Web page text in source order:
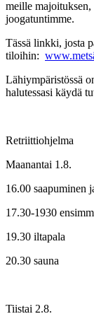
meille
joogatuntimme.
Tässä linkki, josta
tiloihin:
Lähiympäristössä
halutessasi käydä
Retriittiohjelma
Maanantai 1.8.
16.00 saapuminen
17.30-1930
19.30 iltapala
20.30 sauna
Tiistai 2.8.